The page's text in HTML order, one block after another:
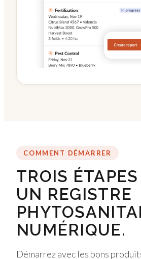
COMMENT DÉMARRER
TROIS
UN REGISTRE
NUMÉRIQUE.
Démarrez avec les bons